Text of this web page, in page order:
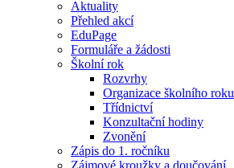
Aktuality
Přehled akcí
EduPage
Formuláře a žádosti
Školní rok
Rozvrhy
Organizace školního roku
Třídnictví
Konzultační hodiny
Zvonění
Zápis do 1. ročníku
Zájmové kroužky a doučování